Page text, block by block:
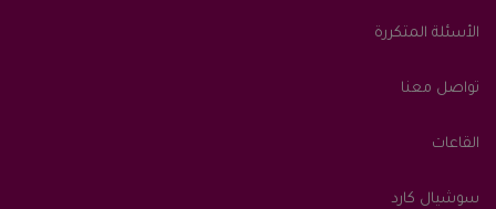
الأسئلة المتكررة
تواصل معنا
القاعات
سوشيال كارد